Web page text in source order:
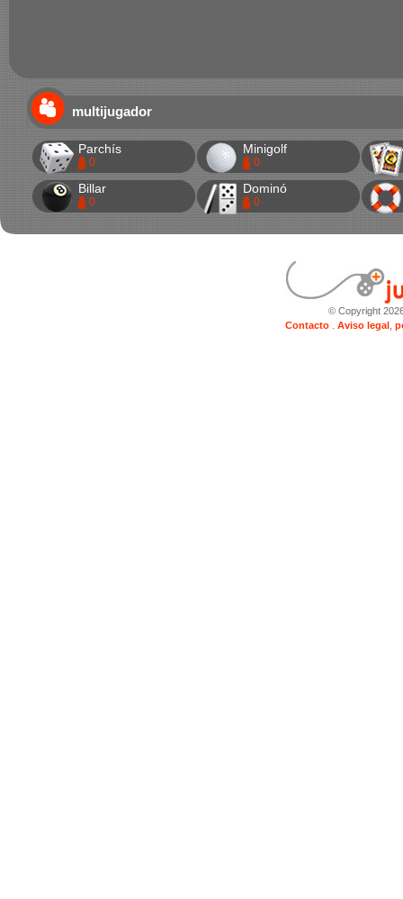
multijugador
Parchís
0
Billar
0
Minigolf
0
Dominó
0
© Copyright
Contacto
Aviso legal